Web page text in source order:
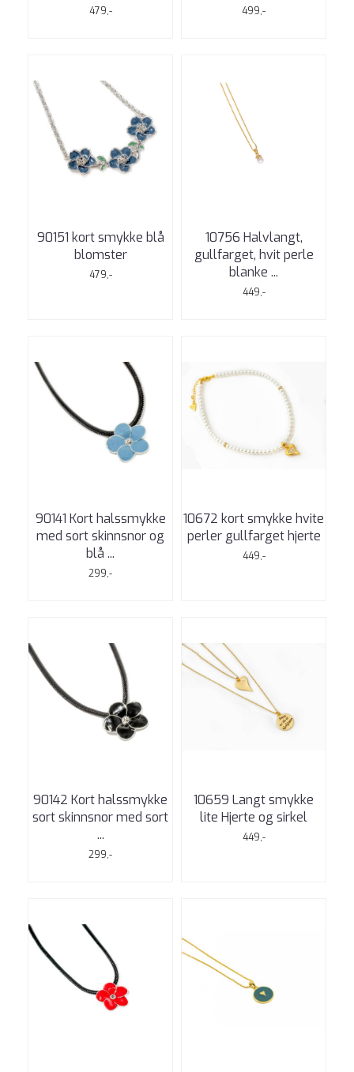
479,- 499,-
90151 kort smykke blå
blomster
479,-
10756 Halvlangt,
gullfarget, hvit perle
blanke ...
449,-
90141 Kort halssmykke
med sort skinnsnor og
blå ...
299,-
10672 kort smykke hvite
perler gullfarget hjerte
449,-
90142 Kort halssmykke
sort skinnsnor med sort
...
299,-
10659 Langt smykke
lite Hjerte og sirkel
449,-